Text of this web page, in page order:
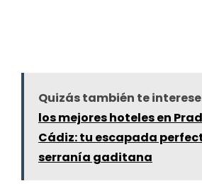
Quizás también te
los mejores hoteles en
Cádiz: tu escapada
serranía gaditana